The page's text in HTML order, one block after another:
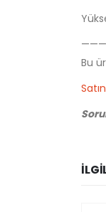
Bu